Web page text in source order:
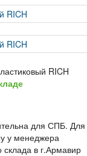
RICH
для СПБ. Для
у менеджера
склада в г.Армавир